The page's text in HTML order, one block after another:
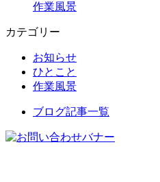
作業風景
カテゴリー
お知らせ
ひとこと
作業風景
ブログ記事一覧